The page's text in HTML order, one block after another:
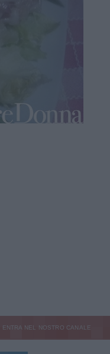
ENTRA NEL NOSTRO CANALE